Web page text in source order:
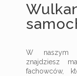
W naszym
znajdziesz
fachowców,